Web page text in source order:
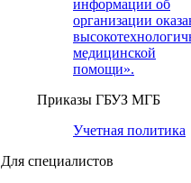
информации об
организации
медицинской
помощи».
Приказы ГБУЗ МГБ
Учетная политика
Для специалистов